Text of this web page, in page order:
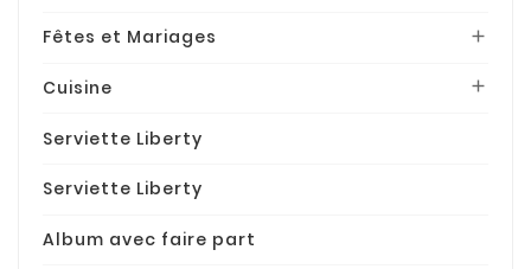
Fêtes et Mariages 
Cuisine 
Serviette Liberty
Serviette Liberty
Album avec faire part